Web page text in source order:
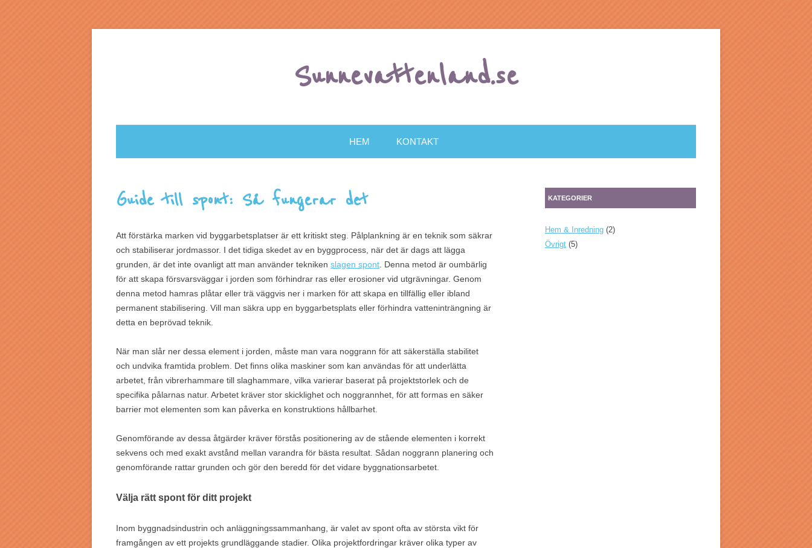
Sunnevattenland.se
till
innehåll
HEM KONTAKT
Guide till spont: Så fungerar det
Att förstärka marken vid byggarbetsplatser är ett kritiskt steg. Pålplankning är en teknik som säkrar
och stabiliserar jordmassor. I det tidiga skedet av en byggprocess, när det är dags att lägga
grunden, är det inte ovanligt att man använder tekniken slagen spont . Denna metod är oumbärlig
för att skapa försvarsväggar i jorden som förhindrar ras eller erosioner vid utgrävningar. Genom
denna metod hamras plåtar eller trä väggvis ner i marken för att skapa en tillfällig eller ibland
permanent stabilisering. Vill man säkra upp en byggarbetsplats eller förhindra vatteninträngning är
detta en beprövad teknik.
När man slår ner dessa element i jorden, måste man vara noggrann för att säkerställa stabilitet
och undvika framtida problem. Det finns olika maskiner som kan användas för att underlätta
arbetet, från vibrerhammare till slaghammare, vilka varierar baserat på projektstorlek och de
specifika pålarnas natur. Arbetet kräver stor skicklighet och noggrannhet, för att formas en säker
barrier mot elementen som kan påverka en konstruktions hållbarhet.
Genomförande av dessa åtgärder kräver förstås positionering av de stående elementen i korrekt
sekvens och med exakt avstånd mellan varandra för bästa resultat. Sådan noggrann planering och
genomförande rattar grunden och gör den beredd för det vidare byggnationsarbetet.
Välja rätt spont för ditt projekt
Inom byggnadsindustrin och anläggningssammanhang, är valet av spont ofta av största vikt för
framgången av ett projekts grundläggande stadier. Olika projektfordringar kräver olika typer av
KATEGORIER
Hem & Inredning (2)
Övrigt (5)